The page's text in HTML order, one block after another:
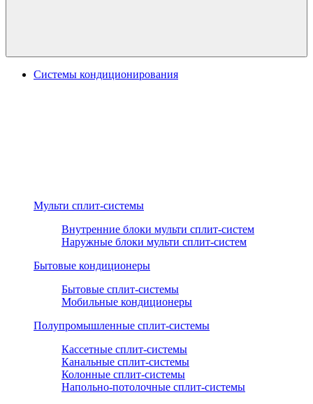
Системы кондиционирования
Мульти сплит-системы
Внутренние блоки мульти сплит-систем
Наружные блоки мульти сплит-систем
Бытовые кондиционеры
Бытовые сплит-системы
Мобильные кондиционеры
Полупромышленные сплит-системы
Кассетные сплит-системы
Канальные сплит-системы
Колонные сплит-системы
Напольно-потолочные сплит-системы